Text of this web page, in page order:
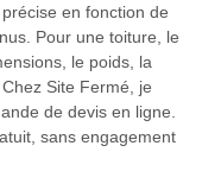
en fonction de
Pour une toiture, le
le poids, la
Site Fermé, je
de devis en ligne.
sans engagement